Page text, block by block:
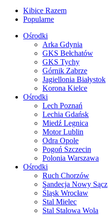
Kibice Razem
Popularne
Ośrodki
Arka Gdynia
GKS Bełchatów
GKS Tychy
Górnik Zabrze
Jagiellonia Białystok
Korona Kielce
Ośrodki
Lech Poznań
Lechia Gdańsk
Miedź Legnica
Motor Lublin
Odra Opole
Pogoń Szczecin
Polonia Warszawa
Ośrodki
Ruch Chorzów
Sandecja Nowy Sącz
Śląsk Wrocław
Stal Mielec
Stal Stalowa Wola